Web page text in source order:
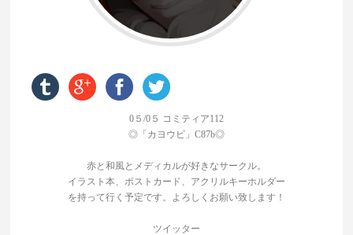
0５/0５ コミティア112
◎「カヨウビ」C87b◎
赤と和風とメディカルが好きなサークル。
イラスト本、ポストカード、アクリルキーホルダー
を持って行く予定です。よろしくお願い致します！
ツイッター